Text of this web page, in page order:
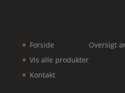
Forside
Vis alle produkter
Kontakt
Oversigt